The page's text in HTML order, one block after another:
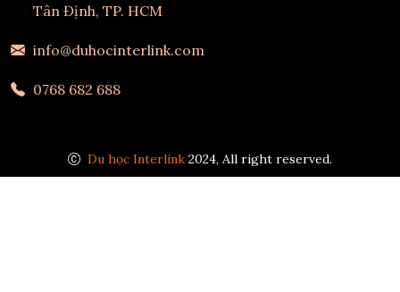
Tân Định, TP. HCM
info@duhocinterlink.com
0768 682 688
Du học Interlink 2024, All right reserved.